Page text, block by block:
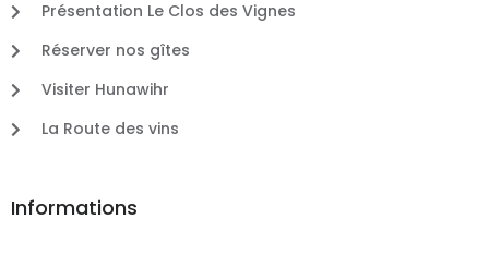
Présentation Le Clos des Vignes
Réserver nos gîtes
Visiter Hunawihr
La Route des vins
Informations